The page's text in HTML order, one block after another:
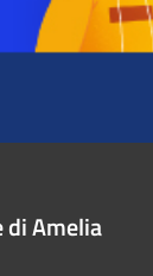
di Amelia